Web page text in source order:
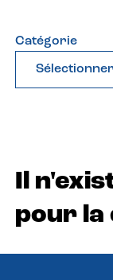
Catégorie
Sélectionner
Il
pour la